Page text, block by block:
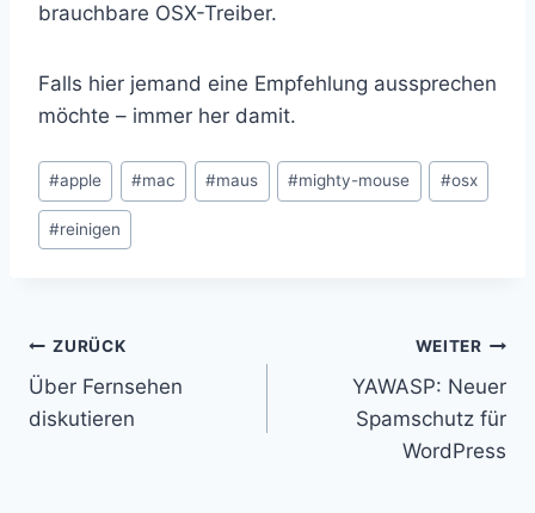
brauchbare OSX-Treiber.
Falls hier jemand eine Empfehlung aussprechen
möchte – immer her damit.
Schlagworte:
#apple #mac #maus #mighty-mouse #osx
#reinigen
Beitragsnavigation
ZURÜCK
Über Fernsehen
diskutieren
WEITER
YAWASP: Neuer
Spamschutz für
WordPress